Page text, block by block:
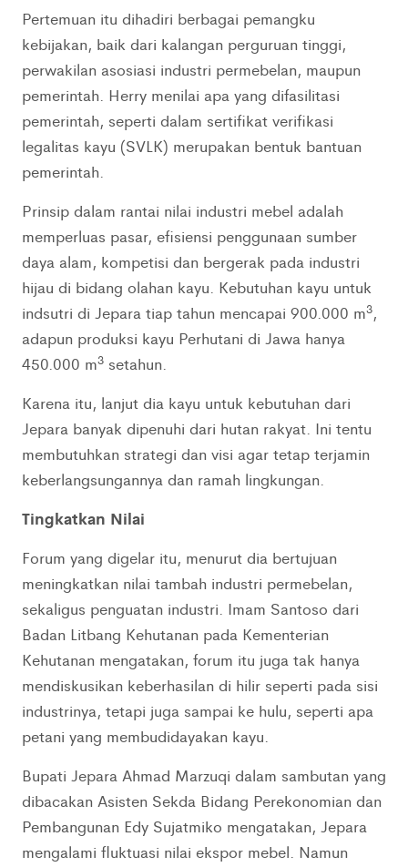
Pertemuan itu dihadiri berbagai pemangku
kebijakan, baik dari kalangan perguruan tinggi,
perwakilan asosiasi industri permebelan, maupun
pemerintah. Herry menilai apa yang difasilitasi
pemerintah, seperti dalam sertifikat verifikasi
legalitas kayu (SVLK) merupakan bentuk bantuan
pemerintah.
Prinsip dalam rantai nilai industri mebel adalah
memperluas pasar, efisiensi penggunaan sumber
daya alam, kompetisi dan bergerak pada industri
hijau di bidang olahan kayu. Kebutuhan kayu untuk
indsutri di Jepara tiap tahun mencapai 900.000 m3,
adapun produksi kayu Perhutani di Jawa hanya
450.000 m3 setahun.
Karena itu, lanjut dia kayu untuk kebutuhan dari
Jepara banyak dipenuhi dari hutan rakyat. Ini tentu
membutuhkan strategi dan visi agar tetap terjamin
keberlangsungannya dan ramah lingkungan.
Tingkatkan Nilai
Forum yang digelar itu, menurut dia bertujuan
meningkatkan nilai tambah industri permebelan,
sekaligus penguatan industri. Imam Santoso dari
Badan Litbang Kehutanan pada Kementerian
Kehutanan mengatakan, forum itu juga tak hanya
mendiskusikan keberhasilan di hilir seperti pada sisi
industrinya, tetapi juga sampai ke hulu, seperti apa
petani yang membudidayakan kayu.
Bupati Jepara Ahmad Marzuqi dalam sambutan yang
dibacakan Asisten Sekda Bidang Perekonomian dan
Pembangunan Edy Sujatmiko mengatakan, Jepara
mengalami fluktuasi nilai ekspor mebel. Namun